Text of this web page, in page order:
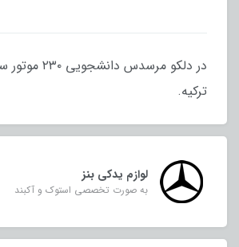
در دلکو مرسدس
ترکیه.
لوازم یدکی بنز
به صورت تخصصی استوک و آکبند